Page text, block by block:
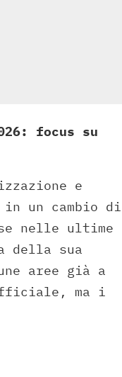
focus su
e
un cambio di
nelle ultime
della sua
aree già a
ma i